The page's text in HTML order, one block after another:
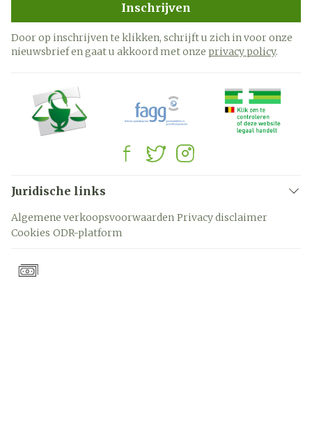
Inschrijven
Door op inschrijven te klikken, schrijft u zich in voor onze
nieuwsbrief en gaat u akkoord met onze privacy policy.
Juridische links
Algemene verkoopsvoorwaarden Privacy disclaimer
Cookies ODR-platform